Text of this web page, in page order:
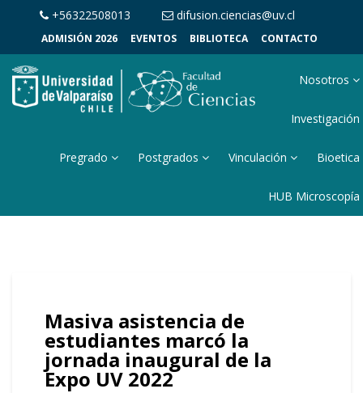
+56322508013 difusion.ciencias@uv.cl
ADMISIÓN 2026 EVENTOS BIBLIOTECA CONTACTO
Nosotros
Investigación
Pregrado Postgrados Vinculación Bioetica
HUB Microscopía
Masiva asistencia de
estudiantes marcó la
jornada inaugural de la
Expo UV 2022